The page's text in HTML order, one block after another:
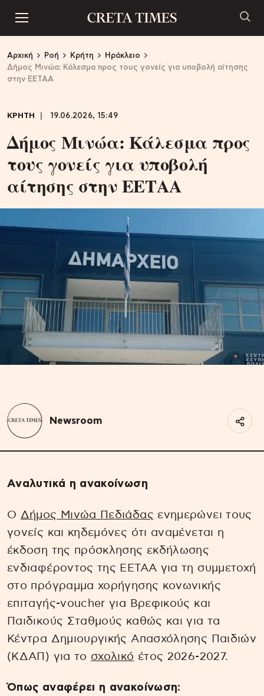
Αρχική Ροή Κρήτη
Ηράκλειο
Δήμος Μινώα: Κάλεσμα προς τους γονείς για υποβολή αίτησης
στην ΕΕΤΑΑ
ΚΡΗΤΗ 19.06.2026, 15:49
Δήμος Μινώα: Κάλεσμα προς
τους γονείς για υποβολή
αίτησης στην ΕΕΤΑΑ
Newsroom
Αναλυτικά η ανακοίνωση
Ο Δήμος Μινώα Πεδιάδας ενημερώνει τους
γονείς και κηδεμόνες ότι αναμένεται η
έκδοση της πρόσκλησης εκδήλωσης
ενδιαφέροντος της ΕΕΤΑΑ για τη συμμετοχή
στο πρόγραμμα χορήγησης κονωνικής
επιταγής-voucher για Βρεφικούς και
Παιδικούς Σταθμούς καθώς και για τα
Κέντρα Δημιουργικής Απασχόλησης Παιδιών
(ΚΔΑΠ) για το σχολικό έτος 2026-2027.
Όπως αναφέρει η ανακοίνωση: